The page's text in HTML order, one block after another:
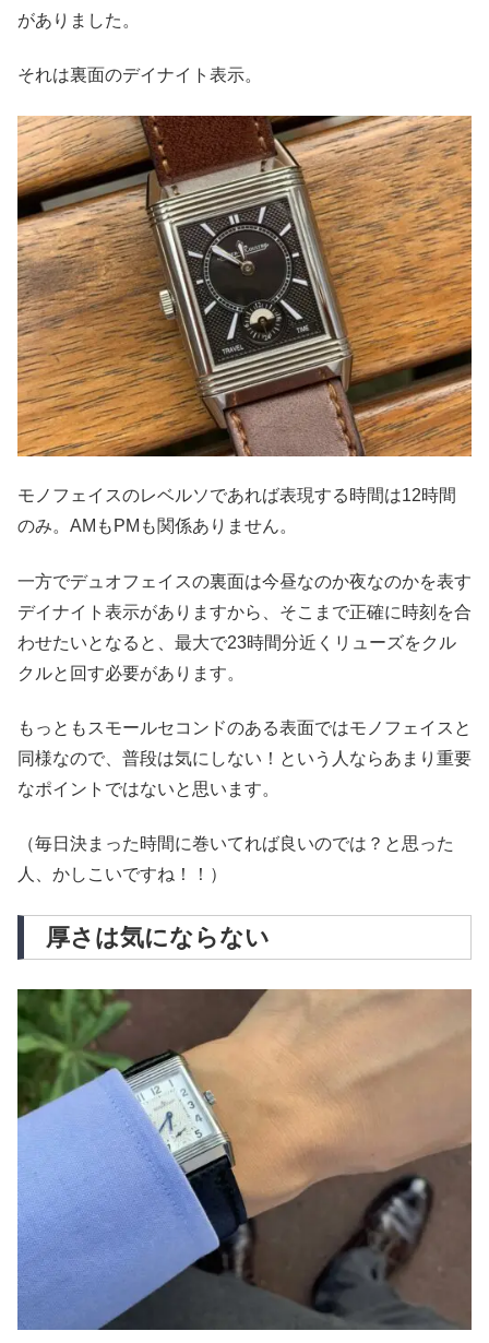
がありました。
それは裏面のデイナイト表示。
モノフェイスのレベルソであれば表現する時間は12時間
のみ。AMもPMも関係ありません。
一方でデュオフェイスの裏面は今昼なのか夜なのかを表す
デイナイト表示がありますから、そこまで正確に時刻を合
わせたいとなると、最大で23時間分近くリューズをクル
クルと回す必要があります。
もっともスモールセコンドのある表面ではモノフェイスと
同様なので、普段は気にしない！という人ならあまり重要
なポイントではないと思います。
（毎日決まった時間に巻いてれば良いのでは？と思った
人、かしこいですね！！）
厚さは気にならない